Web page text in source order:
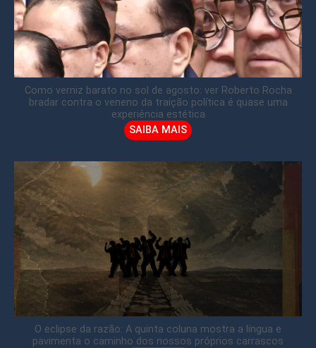
Como verniz barato no sol de agosto: ver Roberto Rocha
bradar contra o veneno da traição política é quase uma
experiência estética
SAIBA MAIS
O eclipse da razão: A quinta coluna mostra a língua e
pavimenta o caminho dos nossos próprios carrascos